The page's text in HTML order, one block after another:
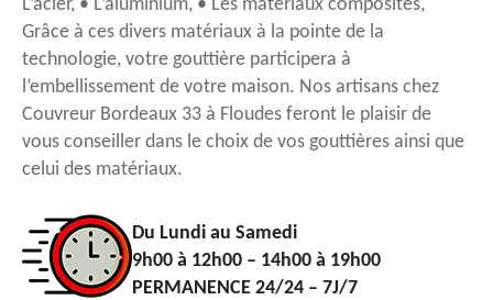
L’acier, • L’aluminium, • Les matériaux composites,
Grâce à ces divers matériaux à la pointe de la
technologie, votre gouttière participera à
l’embellissement de votre maison. Nos artisans chez
Couvreur Bordeaux 33 à Floudes feront le plaisir de
vous conseiller dans le choix de vos gouttières ainsi que
celui des matériaux.
Du Lundi au Samedi
9h00 à 12h00 – 14h00 à 19h00
PERMANENCE 24/24 – 7J/7